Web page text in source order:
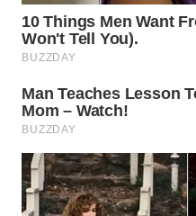
WN
PRIANGAN
TIMUR
WN
SEMARANG
WN
SOLO